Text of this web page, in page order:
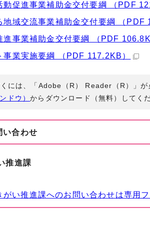
促進事業補助金交付要綱 （PDF
域交流事業補助金交付要綱 （PDF
事業補助金交付要綱 （PDF
業実施要綱 （PDF 117.2KB）
には、「Adobe（R） Reader（R）」が
ドウ）からダウンロード（無料）してくだ
い合わせ
推進課
い推進課へのお問い合わせは専用